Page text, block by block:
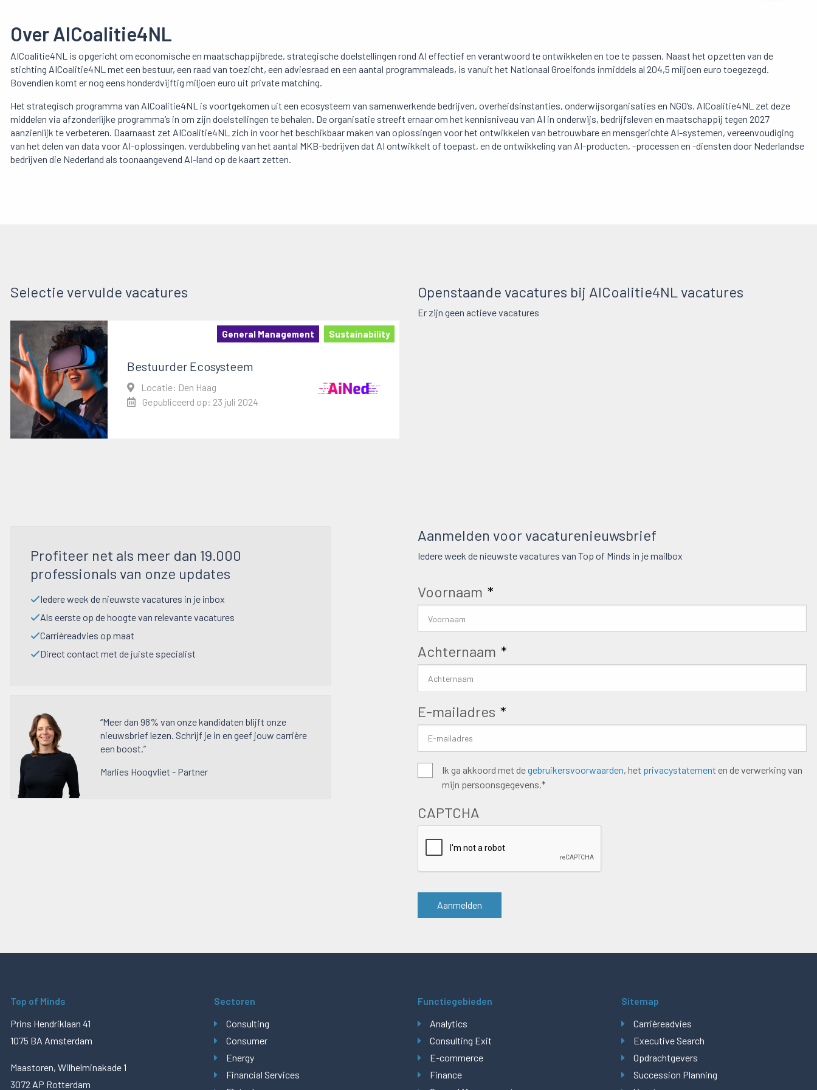
Over AICoalitie4NL
AICoalitie4NL is opgericht om economische en maatschappijbrede, strategische doelstellingen rond AI effectief en verantwoord te ontwikkelen en toe te passen. Naast het opzetten van de
stichting AICoalitie4NL met een bestuur, een raad van toezicht, een adviesraad en een aantal programmaleads, is vanuit het Nationaal Groeifonds inmiddels al 204,5 miljoen euro toegezegd.
Bovendien komt er nog eens honderdvijftig miljoen euro uit private matching.
Het strategisch programma van AICoalitie4NL is voortgekomen uit een ecosysteem van samenwerkende bedrijven, overheidsinstanties, onderwijsorganisaties en NGO’s. AICoalitie4NL zet deze
middelen via afzonderlijke programma’s in om zijn doelstellingen te behalen. De organisatie streeft ernaar om het kennisniveau van AI in onderwijs, bedrijfsleven en maatschappij tegen 2027
aanzienlijk te verbeteren. Daarnaast zet AICoalitie4NL zich in voor het beschikbaar maken van oplossingen voor het ontwikkelen van betrouwbare en mensgerichte AI-systemen, vereenvoudiging
van het delen van data voor AI-oplossingen, verdubbeling van het aantal MKB-bedrijven dat AI ontwikkelt of toepast, en de ontwikkeling van AI-producten, -processen en -diensten door Nederlandse
bedrijven die Nederland als toonaangevend AI-land op de kaart zetten.
Selectie vervulde vacatures
General Management Sustainability
Bestuurder Ecosysteem
Locatie: Den Haag
Gepubliceerd op: 23 juli 2024
Openstaande vacatures bij AICoalitie4NL vacatures
Er zijn geen actieve vacatures
Profiteer net als meer dan 19.000
professionals van onze updates
Iedere week de nieuwste vacatures in je inbox
Als eerste op de hoogte van relevante vacatures
Carrièreadvies op maat
Direct contact met de juiste specialist
“Meer dan 98% van onze kandidaten blijft onze
nieuwsbrief lezen. Schrijf je in en geef jouw carrière
een boost.”
Marlies Hoogvliet - Partner
Aanmelden voor vacaturenieuwsbrief
Iedere week de nieuwste vacatures van Top of Minds in je mailbox
Voornaam *
Achternaam *
E-mailadres *
Algemene
voorwaarden *
Ik ga akkoord met degebruikersvoorwaarden, het privacystatement en de verwerking van
mijn persoonsgegevens.*
CAPTCHA
Top of Minds
Prins Hendriklaan 41
1075 BA Amsterdam
Maastoren, Wilhelminakade 1
3072 AP Rotterdam
Sectoren
Consulting
Consumer
Energy
Financial Services
Functiegebieden
Analytics
Consulting Exit
E-commerce
Finance
Sitemap
Carrièreadvies
Executive Search
Opdrachtgevers
Succession Planning